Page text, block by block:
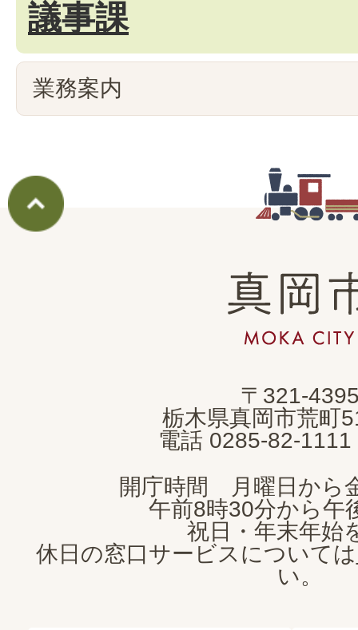
議事課
業務案内
真
岡
市
CITY
〒321-
栃木県真岡市荒町
電話 0285-82-1111
開庁時間 月曜日から
午前8時30分から午
祝日・年末年始
休日の窓口サービスについては
い。